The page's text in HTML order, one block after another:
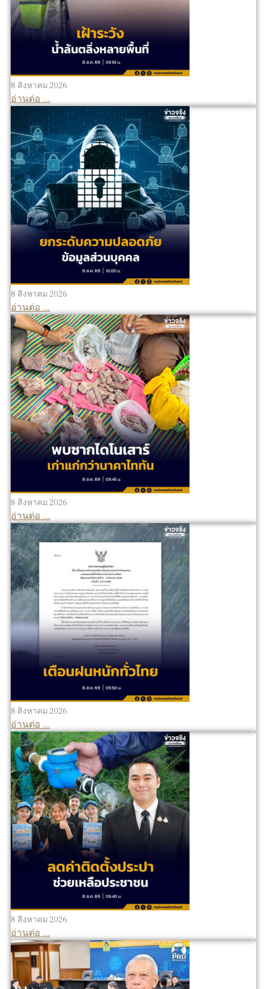
8 สิงหาคม 2026
อ่านต่อ ...
8 สิงหาคม 2026
อ่านต่อ ...
8 สิงหาคม 2026
อ่านต่อ ...
8 สิงหาคม 2026
อ่านต่อ ...
8 สิงหาคม 2026
อ่านต่อ ...